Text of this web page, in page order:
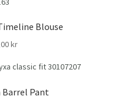
Blouse
kr
Barrel Pant